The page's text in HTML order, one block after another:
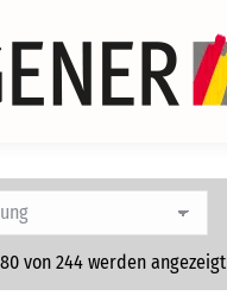
von 244 werden angezeigt